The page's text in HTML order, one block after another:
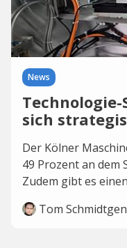
News
sich
Der Kölner
49 Prozent an dem
Zudem gibt es
Tom Schmidtgen